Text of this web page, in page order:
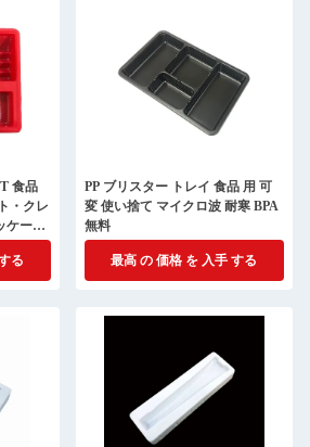
食品
・クレ
ケージ
る
PP ブリスター トレイ 食品 用 可
変 使い捨て マイクロ波 耐寒 BPA
無料
最高 の 価格 を 入手 する